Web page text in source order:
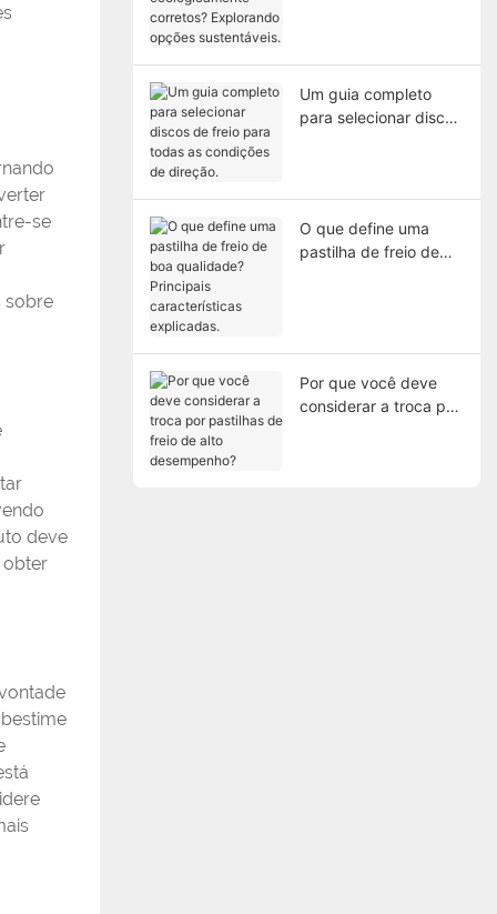
se
sobre
deve
obter
Um guia completo
para selecionar discos
O que define uma
pastilha de freio de
Por que você deve
considerar a troca por